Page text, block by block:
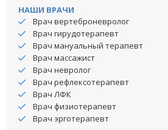
НАШИ ВРАЧИ
Врач вертеброневролог
Врач гирудотерапевт
Врач мануальный терапевт
Врач массажист
Врач невролог
Врач рефлексотерапевт
Врач ЛФК
Врач физиотерапевт
Врач эрготерапевт